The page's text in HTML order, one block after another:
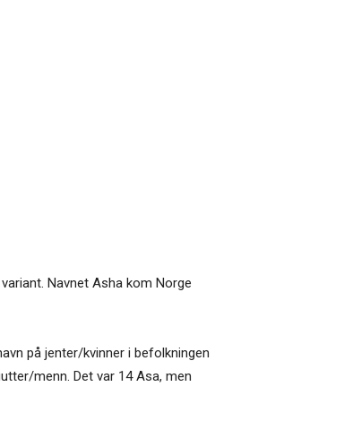
Navnet Asha kom Norge
på jenter/kvinner i befolkningen
menn. Det var 14 Asa, men